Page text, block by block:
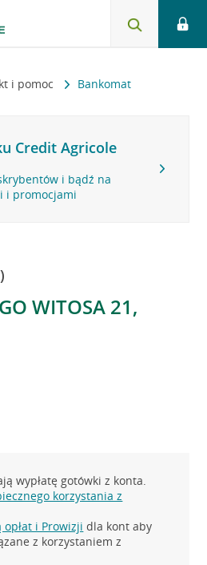
i pomoc Bankomat
Credit Agricole
i bądź na
i promocjami
WITOSA 21,
wypłatę gotówki z konta.
korzystania z
opłat i Prowizji dla kont aby
z korzystaniem z